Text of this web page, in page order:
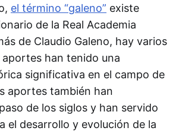
el término “galeno” existe
de la Real Academia
de Claudio Galeno, hay varios
han tenido una
significativa en el campo de
aportes también han
de los siglos y han servido
el desarrollo y evolución de la